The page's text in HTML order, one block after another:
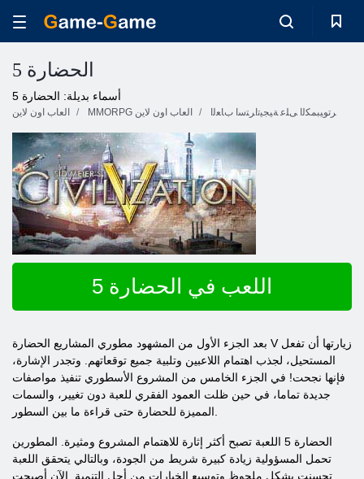
الحضارة 5
أسماء بديلة: الحضارة 5
العاب اون لاين MMORPG العاب اون لاين ﺮﺗﻮﻴﺒﻤﻜﻟﺍ ﻰﻠﻋ ﺔﻴﺠﻴﺗﺍﺮﺘﺳﺍ ﺏﺎﻌﻟﺍ
اللعب في الحضارة 5
بعد الجزء الأول من المشهود مطوري المشاريع الحضارة V زيارتها أن تفعل
المستحيل، لجذب اهتمام اللاعبين وتلبية جميع توقعاتهم. وتجدر الإشارة،
فإنها نجحت! في الجزء الخامس من المشروع الأسطوري تنفيذ مواصفات
جديدة تماما، في حين ظلت العمود الفقري للعبة دون تغيير، والسمات
الحضارة 5 اللعبة تصبح أكثر إثارة للاهتمام المشروع ومثيرة. المطورين
تحمل المسؤولية زيادة كبيرة شريط من الجودة، وبالتالي يتحقق اللعبة
تحسنت بشكل ملحوظ وتوسيع الخيارات من أجل التنمية. الآن أصبحت